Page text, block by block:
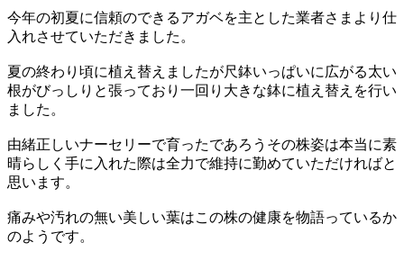
今年の初夏に信頼のできるアガベを主とした業者さまより仕
入れさせていただきました。
夏の終わり頃に植え替えましたが尺鉢いっぱいに広がる太い
根がびっしりと張っており一回り大きな鉢に植え替えを行い
ました。
由緒正しいナーセリーで育ったであろうその株姿は本当に素
晴らしく手に入れた際は全力で維持に勤めていただければと
思います。
痛みや汚れの無い美しい葉はこの株の健康を物語っているか
のようです。